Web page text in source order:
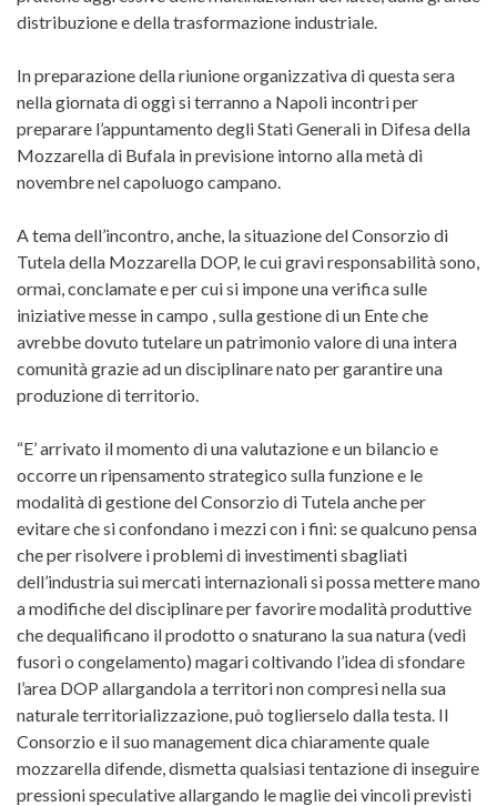
distribuzione e della trasformazione industriale.
In preparazione della riunione organizzativa di questa sera
nella giornata di oggi si terranno a Napoli incontri per
preparare l’appuntamento degli Stati Generali in Difesa della
Mozzarella di Bufala in previsione intorno alla metà di
novembre nel capoluogo campano.
A tema dell’incontro, anche, la situazione del Consorzio di
Tutela della Mozzarella DOP, le cui gravi responsabilità sono,
ormai, conclamate e per cui si impone una verifica sulle
iniziative messe in campo , sulla gestione di un Ente che
avrebbe dovuto tutelare un patrimonio valore di una intera
comunità grazie ad un disciplinare nato per garantire una
produzione di territorio.
“E’ arrivato il momento di una valutazione e un bilancio e
occorre un ripensamento strategico sulla funzione e le
modalità di gestione del Consorzio di Tutela anche per
evitare che si confondano i mezzi con i fini: se qualcuno pensa
che per risolvere i problemi di investimenti sbagliati
dell’industria sui mercati internazionali si possa mettere mano
a modifiche del disciplinare per favorire modalità produttive
che dequalificano il prodotto o snaturano la sua natura (vedi
fusori o congelamento) magari coltivando l’idea di sfondare
l’area DOP allargandola a territori non compresi nella sua
naturale territorializzazione, può toglierselo dalla testa. Il
Consorzio e il suo management dica chiaramente quale
mozzarella difende, dismetta qualsiasi tentazione di inseguire
pressioni speculative allargando le maglie dei vincoli previsti